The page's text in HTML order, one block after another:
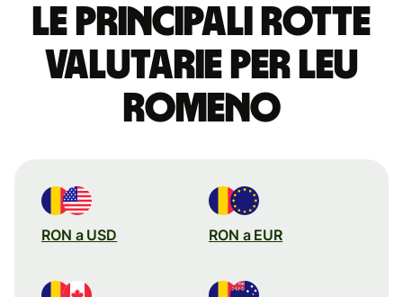
Le principali rotte
valutarie per leu
romeno
RON a USD RON a EUR